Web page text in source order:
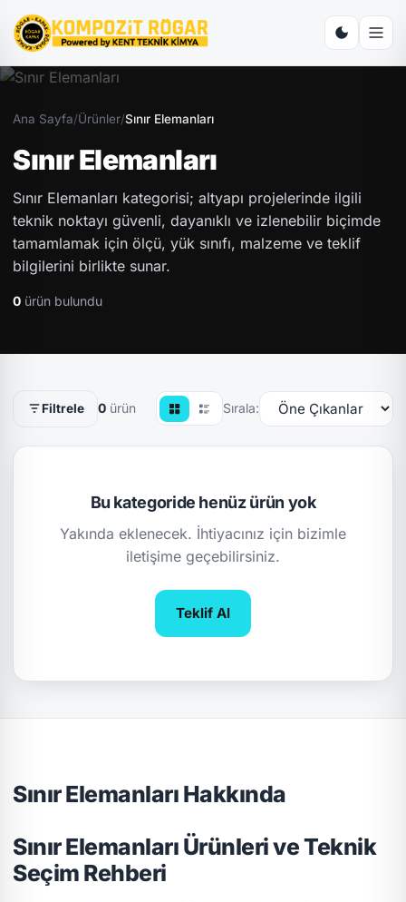
Ana Sayfa/Ürünler/Sınır Elemanları
Sınır Elemanları
Sınır Elemanları kategorisi; altyapı projelerinde ilgili
teknik noktayı güvenli, dayanıklı ve izlenebilir biçimde
tamamlamak için ölçü, yük sınıfı, malzeme ve teklif
bilgilerini birlikte sunar.
0 ürün bulundu
Filtrele 0 ürün Sırala:
Bu kategoride henüz ürün yok
Yakında eklenecek. İhtiyacınız için bizimle
iletişime geçebilirsiniz.
Teklif Al
Sınır Elemanları Hakkında
Sınır Elemanları Ürünleri ve Teknik
Seçim Rehberi